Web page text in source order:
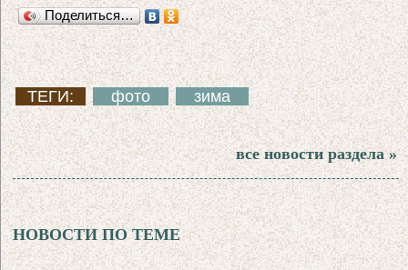
Поделиться…
ТЕГИ: фото зима
все новости раздела »
НОВОСТИ ПО ТЕМЕ